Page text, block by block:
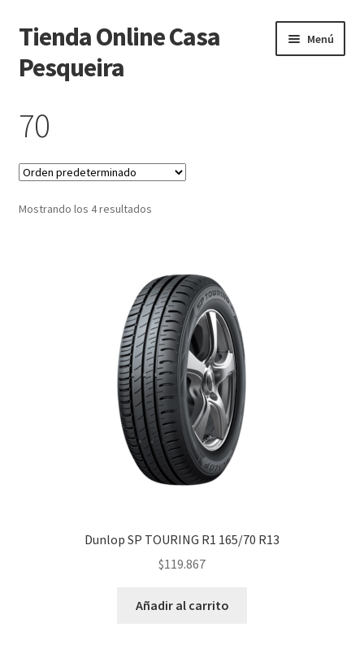
Ir
la
Ir
al
contenido
Tienda Online Casa
Pesqueira
Menú
70
Mostrando los 4 resultados
Dunlop SP TOURING R1 165/70 R13
$119.867
Añadir al carrito